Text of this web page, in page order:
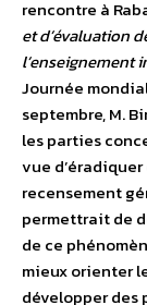
rencontre à
et d’évaluation
l’enseignement
Journée
septembre, M.
les parties
vue
recensement
permettrait de
de ce
mieux orienter
développer des